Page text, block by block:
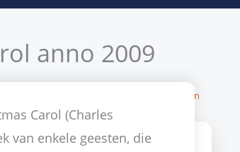
anno 2009
Misstanden
Carol (Charles
van enkele geesten, die